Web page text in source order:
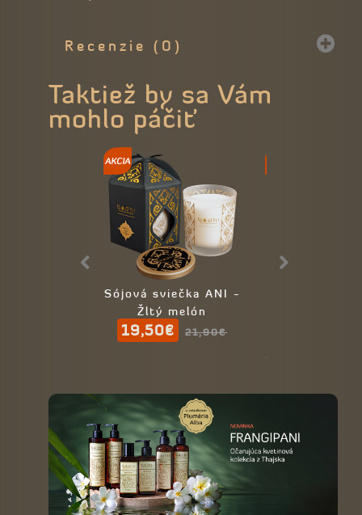
Recenzie (0)
Taktiež by sa Vám
mohlo páčiť
Sójová sviečka ANI -
Žltý melón
19,50€ 21,90€